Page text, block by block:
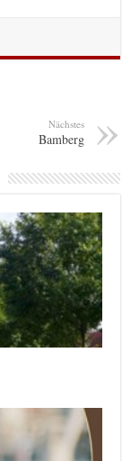
Nächstes
Bamberg